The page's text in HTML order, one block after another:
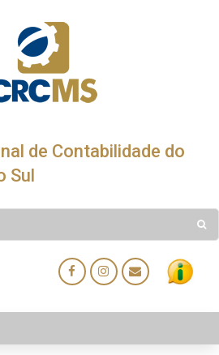
de Contabilidade do
Sul